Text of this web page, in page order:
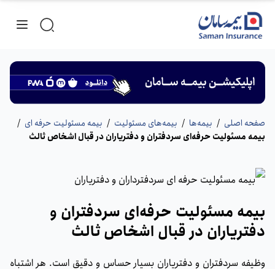
صفحه اصلی / بیمه‌ها / بیمه‌های مسئولیت / بیمه مسئولیت حرفه ای /
بیمه مسئولیت حرفه‌ای سردفتران و دفتریاران در قبال اشخاص ثالث
بیمه مسئولیت حرفه‌ای سردفتران و
دفتریاران در قبال اشخاص ثالث
وظیفه سردفتران و دفتریاران بسیار حساس و دقیق است. هر اشتباه